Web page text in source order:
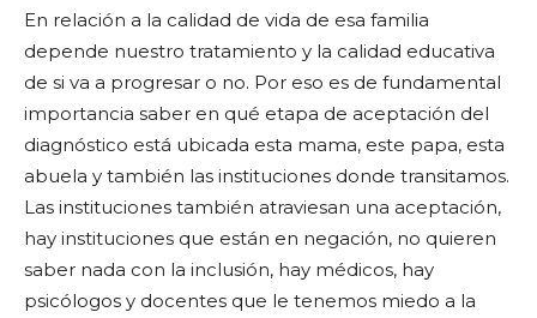
En relación a la calidad de vida de esa familia
depende nuestro tratamiento y la calidad educativa
de si va a progresar o no. Por eso es de fundamental
importancia saber en qué etapa de aceptación del
diagnóstico está ubicada esta mama, este papa, esta
abuela y también las instituciones donde transitamos.
Las instituciones también atraviesan una aceptación,
hay instituciones que están en negación, no quieren
saber nada con la inclusión, hay médicos, hay
psicólogos y docentes que le tenemos miedo a la